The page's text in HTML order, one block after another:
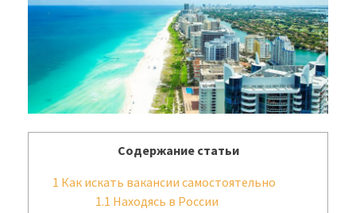
Содержание статьи
1 Как искать вакансии самостоятельно
1.1 Находясь в России